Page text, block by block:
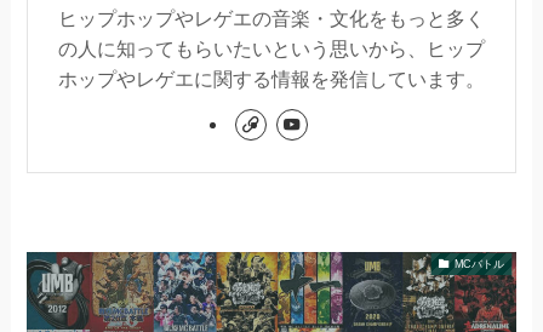
ヒップホップやレゲエの音楽・文化をもっと多く
の人に知ってもらいたいという思いから、ヒップ
ホップやレゲエに関する情報を発信しています。
MCバトル